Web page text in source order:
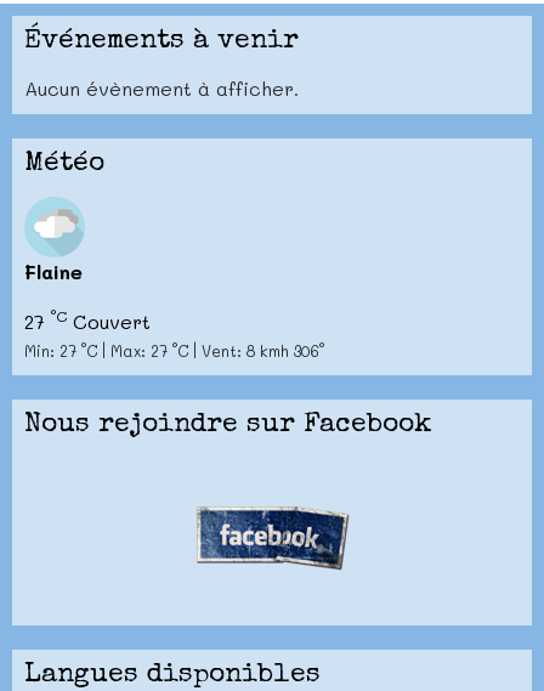
Événements à venir
Aucun évènement à afficher.
Météo
Flaine
27 °C Couvert
Min: 27 °C | Max: 27 °C | Vent: 8 kmh 306°
Nous rejoindre sur Facebook
Langues disponibles